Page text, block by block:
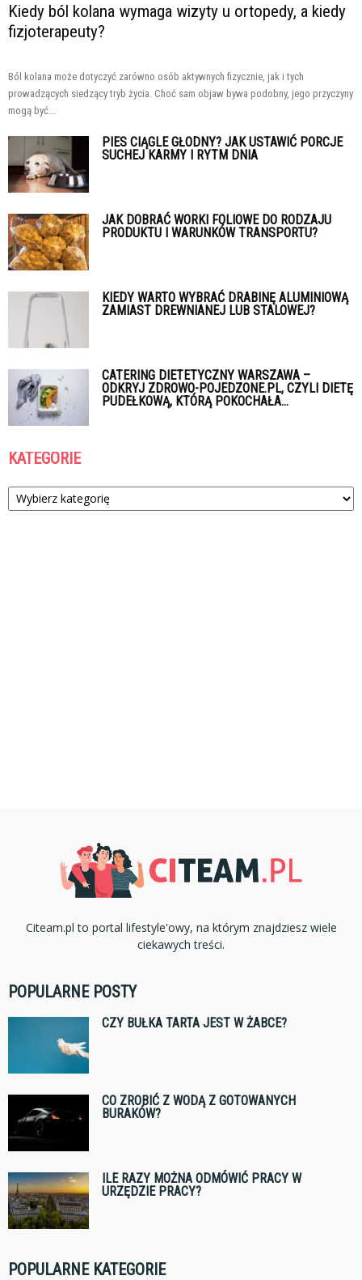
Kiedy ból kolana wymaga wizyty u ortopedy, a kiedy
fizjoterapeuty?
Ból kolana może dotyczyć zarówno osób aktywnych fizycznie, jak i tych
prowadzących siedzący tryb życia. Choć sam objaw bywa podobny, jego przyczyny
mogą być...
PIES CIĄGLE GŁODNY? JAK USTAWIĆ PORCJE
SUCHEJ KARMY I RYTM DNIA
JAK DOBRAĆ WORKI FOLIOWE DO RODZAJU
PRODUKTU I WARUNKÓW TRANSPORTU?
KIEDY WARTO WYBRAĆ DRABINĘ ALUMINIOWĄ
ZAMIAST DREWNIANEJ LUB STALOWEJ?
CATERING DIETETYCZNY WARSZAWA –
ODKRYJ ZDROWO-POJEDZONE.PL, CZYLI DIETĘ
PUDEŁKOWĄ, KTÓRĄ POKOCHAŁA...
KATEGORIE
Kategorie
Citeam.pl to portal lifestyle'owy, na którym znajdziesz wiele
ciekawych treści.
POPULARNE POSTY
CZY BUŁKA TARTA JEST W ŻABCE?
CO ZROBIĆ Z WODĄ Z GOTOWANYCH
BURAKÓW?
ILE RAZY MOŻNA ODMÓWIĆ PRACY W
URZĘDZIE PRACY?
POPULARNE KATEGORIE